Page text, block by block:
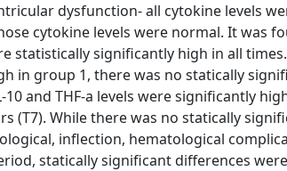
dysfunction- all cytokine levels
cytokine levels were normal. It was
statistically significantly high in all
in group 1, there was no statically
and THF-a levels were significantly
(T7). While there was no statically
inflection, hematological
statically significant differences